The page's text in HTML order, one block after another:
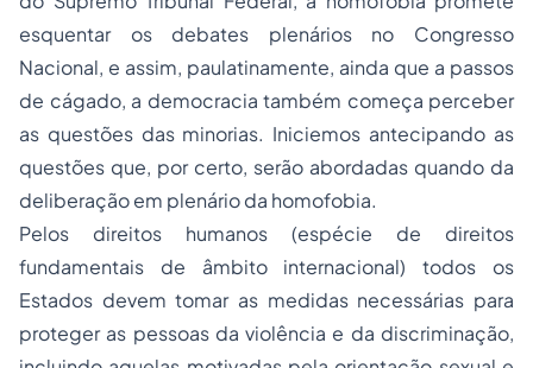
esquentar os debates plenários no Congresso
Nacional, e assim, paulatinamente, ainda que a passos
de cágado, a democracia também começa perceber
as questões das minorias. Iniciemos antecipando as
questões que, por certo, serão abordadas quando da
deliberação em plenário da homofobia.
Pelos direitos humanos (espécie de direitos
fundamentais de âmbito internacional) todos os
Estados devem tomar as medidas necessárias para
proteger as pessoas da violência e da discriminação,